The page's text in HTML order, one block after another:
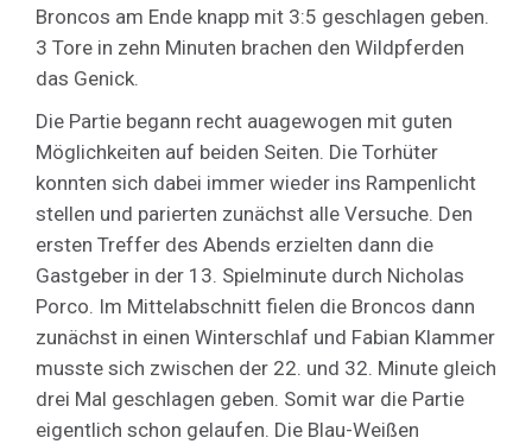
Broncos am Ende knapp mit 3:5 geschlagen geben.
3 Tore in zehn Minuten brachen den Wildpferden
das Genick.
Die Partie begann recht auagewogen mit guten
Möglichkeiten auf beiden Seiten. Die Torhüter
konnten sich dabei immer wieder ins Rampenlicht
stellen und parierten zunächst alle Versuche. Den
ersten Treffer des Abends erzielten dann die
Gastgeber in der 13. Spielminute durch Nicholas
Porco. Im Mittelabschnitt fielen die Broncos dann
zunächst in einen Winterschlaf und Fabian Klammer
musste sich zwischen der 22. und 32. Minute gleich
drei Mal geschlagen geben. Somit war die Partie
eigentlich schon gelaufen. Die Blau-Weißen